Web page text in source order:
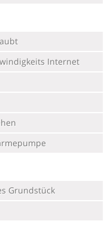
Internet
Grundstück